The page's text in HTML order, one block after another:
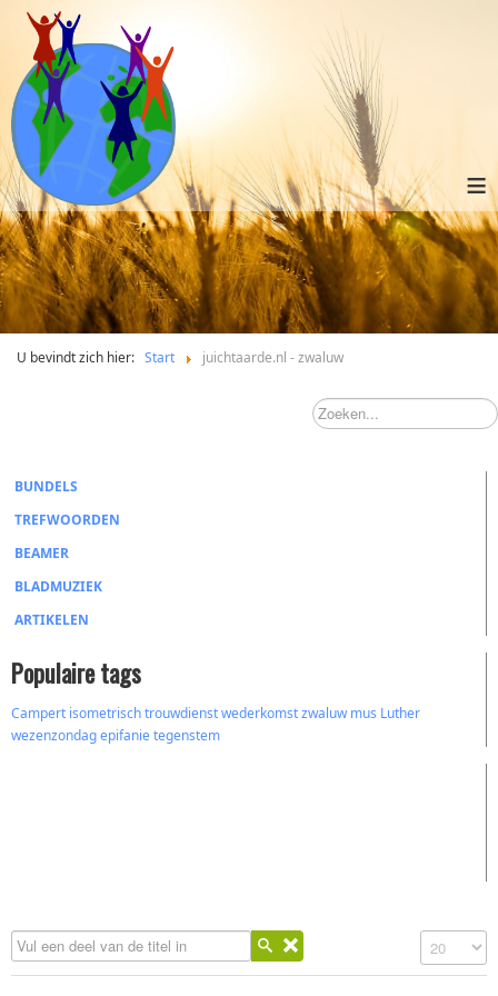
≡
U bevindt zich hier: Start juichtaarde.nl - zwaluw
BUNDELS
TREFWOORDEN
BEAMER
BLADMUZIEK
ARTIKELEN
Populaire tags
Campert isometrischtrouwdienstwederkomstzwaluw mus Luther
wezenzondagepifanietegenstem
Vul een deel van de titel in Toon #